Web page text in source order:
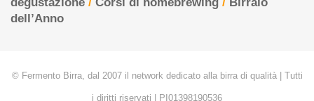
dell’Anno
© Fermento Birra, dal 2007 il network dedicato alla birra di qualità | Tutti
i diritti riservati | PI01398190536